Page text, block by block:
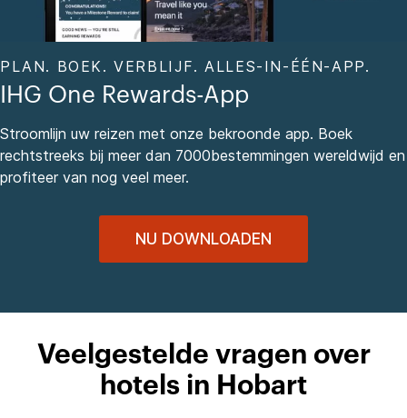
PLAN. BOEK. VERBLIJF. ALLES-IN-ÉÉN-APP.
IHG One Rewards-App
Stroomlijn uw reizen met onze bekroonde app. Boek
rechtstreeks bij meer dan 7000bestemmingen wereldwijd en
profiteer van nog veel meer.
NU DOWNLOADEN
Veelgestelde vragen over
hotels in Hobart